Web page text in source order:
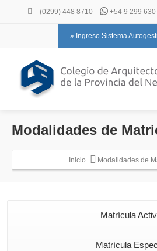
(0299) 448 8710 +54 9 299
» Ingreso Sistema
Modalidades de
Inicio Modalidades de
Matrícula
Matrícula